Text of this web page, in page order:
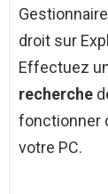
droit sur
Effectuez
recherche
fonctionner
votre PC.